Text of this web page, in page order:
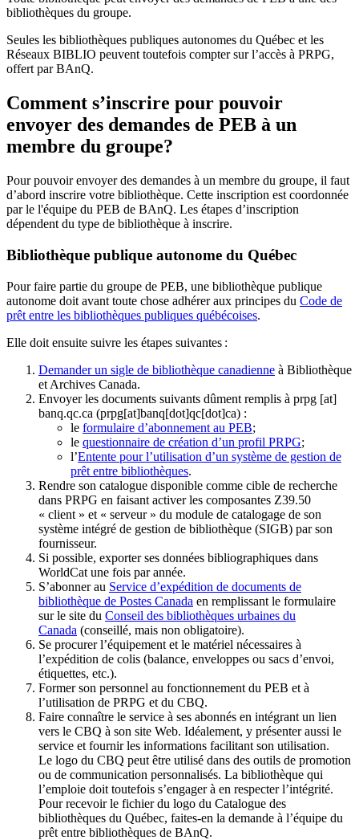
bibliothèques du groupe.
Seules les bibliothèques publiques autonomes du Québec et les
Réseaux BIBLIO peuvent toutefois compter sur l’accès à PRPG,
offert par BAnQ.
Comment s’inscrire pour pouvoir
envoyer des demandes de PEB à un
membre du groupe?
Pour pouvoir envoyer des demandes à un membre du groupe, il faut
d’abord inscrire votre bibliothèque. Cette inscription est coordonnée
par le l'équipe du PEB de BAnQ. Les étapes d’inscription
dépendent du type de bibliothèque à inscrire.
Bibliothèque publique autonome du Québec
Pour faire partie du groupe de PEB, une bibliothèque publique
autonome doit avant toute chose adhérer aux principes du Code de
prêt entre les bibliothèques publiques québécoises.
Elle doit ensuite suivre les étapes suivantes :
Demander un sigle de bibliothèque canadienne à Bibliothèque
et Archives Canada.
Envoyer les documents suivants dûment remplis à prpg [at]
banq.qc.ca (prpg[at]banq[dot]qc[dot]ca) :
le formulaire d’abonnement au PEB;
le questionnaire de création d’un profil PRPG;
l’Entente pour l’utilisation d’un système de gestion de
prêt entre bibliothèques.
Rendre son catalogue disponible comme cible de recherche
dans PRPG en faisant activer les composantes Z39.50
« client » et « serveur » du module de catalogage de son
système intégré de gestion de bibliothèque (SIGB) par son
fournisseur.
Si possible, exporter ses données bibliographiques dans
WorldCat une fois par année.
S’abonner au Service d’expédition de documents de
bibliothèque de Postes Canada en remplissant le formulaire
sur le site du Conseil des bibliothèques urbaines du
Canada (conseillé, mais non obligatoire).
Se procurer l’équipement et le matériel nécessaires à
l’expédition de colis (balance, enveloppes ou sacs d’envoi,
étiquettes, etc.).
Former son personnel au fonctionnement du PEB et à
l’utilisation de PRPG et du CBQ.
Faire connaître le service à ses abonnés en intégrant un lien
vers le CBQ à son site Web. Idéalement, y présenter aussi le
service et fournir les informations facilitant son utilisation.
Le logo du CBQ peut être utilisé dans des outils de promotion
ou de communication personnalisés. La bibliothèque qui
l’emploie doit toutefois s’engager à en respecter l’intégrité.
Pour recevoir le fichier du logo du Catalogue des
bibliothèques du Québec, faites-en la demande à l’équipe du
prêt entre bibliothèques de BAnQ.